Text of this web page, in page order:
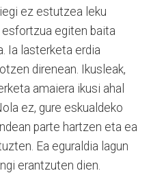
ez estutzea leku
egiten baita
Ia lasterketa erdia
direnean. Ikusleak,
amaiera ikusi ahal
ez, gure eskualdeko
parte hartzen eta ea
Ea eguraldia lagun
erantzuten dien.